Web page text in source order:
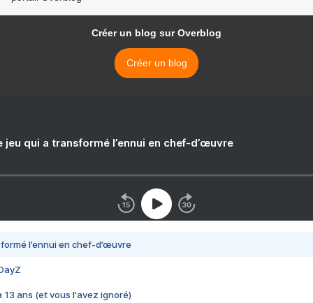
Créer un blog sur Overblog
Créer un blog
jeu qui a transformé l’ennui en chef-d’œuvre
l’ennui en chef-d’œuvre
13 ans (et vous l'avez ignoré)